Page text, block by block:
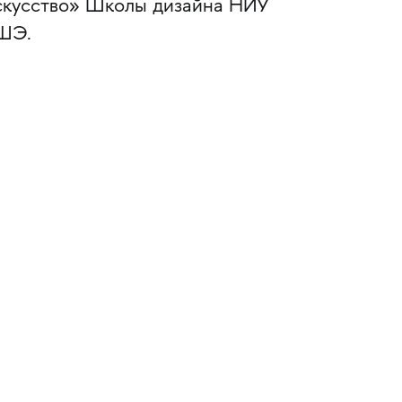
Школы дизайна НИУ